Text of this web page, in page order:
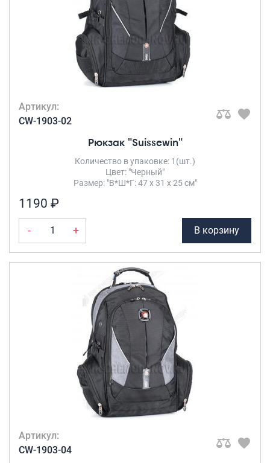
Артикул:
CW-1903-02
Рюкзак "Suissewin"
Количество в упаковке: 1(шт.)
Цвет: "Черный"
Размер: "В*Ш*Г: 47 х 31 х 25 см"
1190 ₽
- + В корзину
Артикул:
CW-1903-04